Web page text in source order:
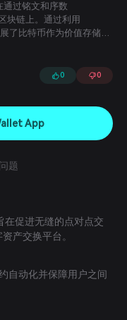
过铭文和序数
块链上。通过利用
了比特币作为价值存储的
约功能和分布式应用
0 0
App
题
促进无缝的点对点交
产交换平台。
自动化并保障用户之间